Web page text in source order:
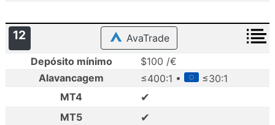
12
AvaTrade
Depósito mínimo
$100 /€
Alavancagem
≤400:1 •
≤30:1
MT4
✔
MT5 ✔